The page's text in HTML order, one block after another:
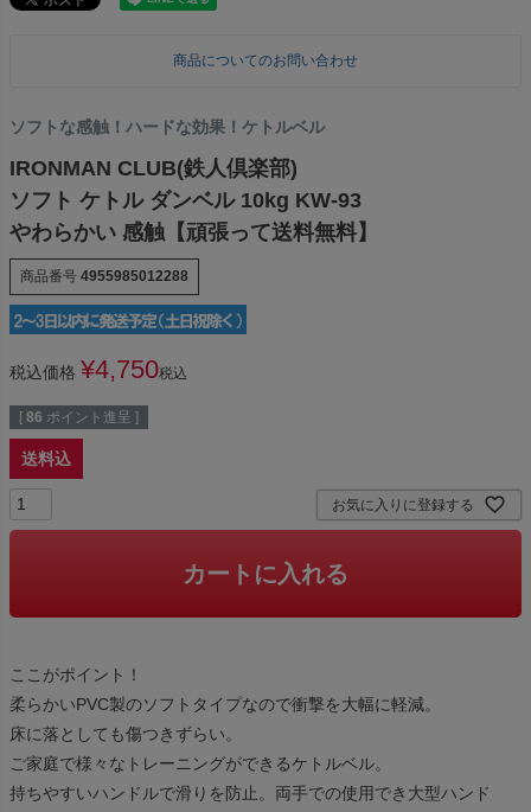
商品についてのお問い合わせ
ソフトな感触！ハードな効果！ケトルベル
IRONMAN CLUB(鉄人倶楽部)
ソフト ケトル ダンベル 10kg KW-93
やわらかい 感触【頑張って送料無料】
商品番号 4955985012288
税込価格 ¥4,750税込
[ 86 ポイント進呈 ]
送料込
お気に入りに登録する
カートに入れる
ここがポイント！
柔らかいPVC製のソフトタイプなので衝撃を大幅に軽減。
床に落としても傷つきずらい。
ご家庭で様々なトレーニングができるケトルベル。
持ちやすいハンドルで滑りを防止。両手での使用でき大型ハンド